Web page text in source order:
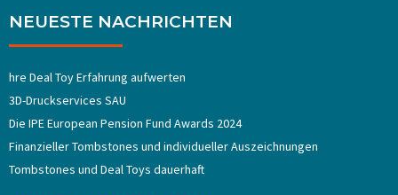
NEUESTE NACHRICHTEN
hre Deal Toy Erfahrung aufwerten
3D-Druckservices SAU
Die IPE European Pension Fund Awards 2024
Finanzieller Tombstones und individueller Auszeichnungen
Tombstones und Deal Toys dauerhaft